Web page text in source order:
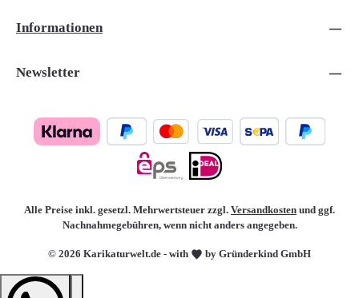
Informationen
Newsletter
© 2026 Karikaturwelt.de - with by Gründerkind GmbH
Alle Preise inkl. gesetzl. Mehrwertsteuer zzgl. Versandkosten und ggf.
Nachnahmegebühren, wenn nicht anders angegeben.